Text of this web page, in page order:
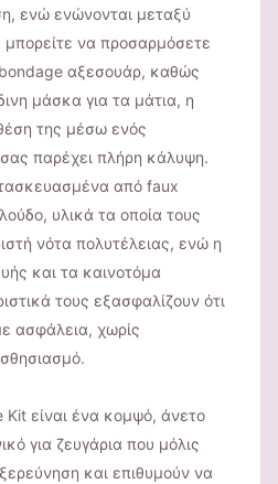
ενώ ενώνονται μεταξύ
μπορείτε να προσαρμόσετε
αξεσουάρ, καθώς
μάσκα για τα μάτια, η
της μέσω ενός
παρέχει πλήρη κάλυψη.
από faux
υλικά τα οποία τους
νότα πολυτέλειας, ενώ η
και τα καινοτόμα
τους εξασφαλίζουν ότι
ασφάλεια, χωρίς
είναι ένα κομψό, άνετο
για ζευγάρια που μόλις
και επιθυμούν να